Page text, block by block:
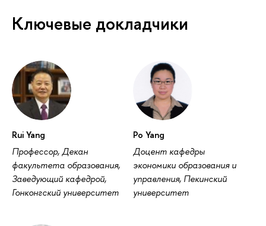
Ключевые докладчики
Rui Yang
Профессор, Декан
факультета образования,
Заведующий кафедрой,
Гонконгский университет
Po Yang
Доцент кафедры
экономики образования и
управления, Пекинский
университет